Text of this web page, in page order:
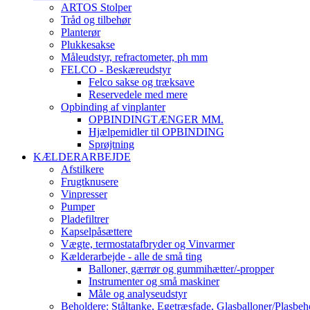
ARTOS Stolper
Tråd og tilbehør
Planterør
Plukkesakse
Måleudstyr, refractometer, ph mm
FELCO - Beskæreudstyr
Felco sakse og træksave
Reservedele med mere
Opbinding af vinplanter
OPBINDINGTÆNGER MM.
Hjælpemidler til OPBINDING
Sprøjtning
KÆLDERARBEJDE
Afstilkere
Frugtknusere
Vinpresser
Pumper
Pladefiltrer
Kapselpåsættere
Vægte, termostatafbryder og Vinvarmer
Kælderarbejde - alle de små ting
Balloner, gærrør og gummihætter/-propper
Instrumenter og små maskiner
Måle og analyseudstyr
Beholdere: Ståltanke, Egetræsfade, Glasballoner/